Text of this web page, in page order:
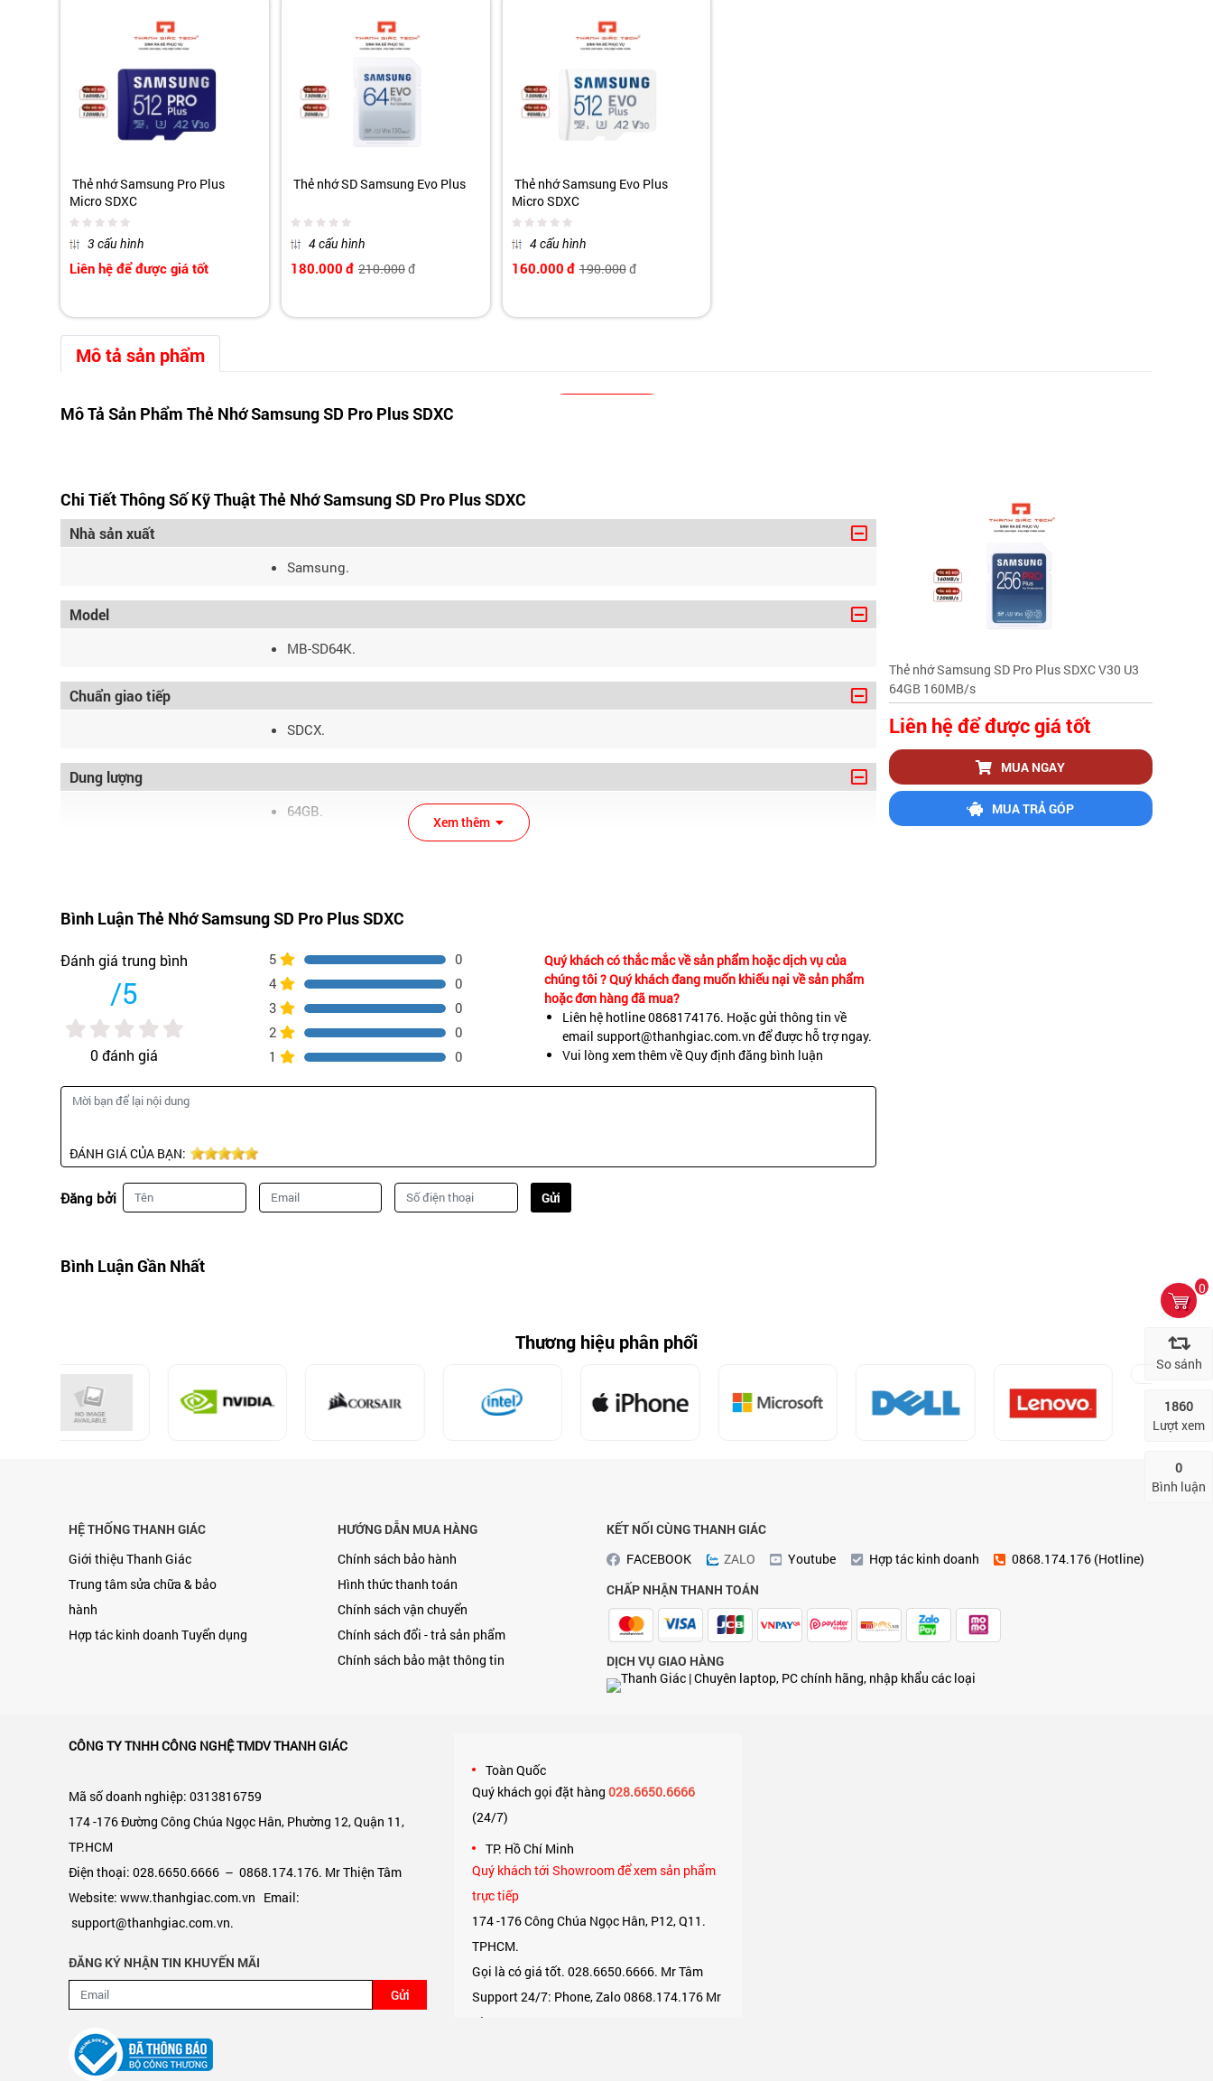
Thẻ nhớ Samsung Pro Plus
Micro SDXC
3 cấu hình
Liên hệ để được giá tốt
Thẻ nhớ SD Samsung Evo Plus
4 cấu hình
180.000 đ 210.000đ
Thẻ nhớ Samsung Evo Plus
Micro SDXC
4 cấu hình
160.000 đ 190.000đ
Mô tả sản phẩm
Mô Tả Sản Phẩm Thẻ Nhớ Samsung SD Pro Plus SDXC
Chi Tiết Thông Số Kỹ Thuật Thẻ Nhớ Samsung SD Pro Plus SDXC
Nhà sản xuất
Samsung.
Model
MB-SD64K.
Chuẩn giao tiếp
SDCX.
Dung lượng
64GB.
120 MB/s.
Xuất xứ
Chính hãng, Mới 100%, Full Box.
Tương thích với
Bảo hành
Bảo hành 1 đổi 1 trong vòng 5 năm.
Xem thêm
Bình Luận Thẻ Nhớ Samsung SD Pro Plus SDXC
Đánh giá trung bình
/5
0 đánh giá
5
0
4
0
3
0
2
0
1
0
Quý khách có thắc mắc về sản phẩm hoặc dịch vụ của
chúng tôi ? Quý khách đang muốn khiếu nại về sản phẩm
hoặc đơn hàng đã mua?
Liên hệ hotline 0868174176. Hoặc gửi thông tin về
email support@thanhgiac.com.vn để được hỗ trợ ngay.
Vui lòng xem thêm về Quy định đăng bình luận
ĐÁNH GIÁ CỦA BẠN:
Đăng bởi Gửi
Bình Luận Gần Nhất
Thẻ nhớ Samsung SD Pro Plus SDXC V30 U3
64GB 160MB/s
Liên hệ để được giá tốt
MUA NGAY
MUA TRẢ GÓP
0
So sánh
1860
Lượt xem
0
Bình luận
Thương hiệu phân phối
HỆ THỐNG THANH GIÁC
Giới thiệu Thanh Giác
Trung tâm sửa chữa & bảo
hành
Hợp tác kinh doanh Tuyển dụng
HƯỚNG DẪN MUA HÀNG
Chính sách bảo hành
Hình thức thanh toán
Chính sách vận chuyển
Chính sách đổi - trả sản phẩm
Chính sách bảo mật thông tin
KẾT NỐI CÙNG THANH GIÁC
FACEBOOK
ZALO Youtube Hợp tác kinh doanh
0868.174.176 (Hotline)
CHẤP NHẬN THANH TOÁN
DỊCH VỤ GIAO HÀNG
CÔNG TY TNHH CÔNG NGHỆ TMDV THANH GIÁC
Mã số doanh nghiệp: 0313816759
174 -176 Đường Công Chúa Ngọc Hân, Phường 12, Quận 11,
TP.HCM
Điện thoại: 028.6650.6666 – 0868.174.176. Mr Thiện Tâm
Website: www.thanhgiac.com.vn Email:
support@thanhgiac.com.vn.
ĐĂNG KÝ NHẬN TIN KHUYẾN MÃI
Gửi
Toàn Quốc
Quý khách gọi đặt hàng028.6650.6666
(24/7)
TP. Hồ Chí Minh
Quý khách tới Showroom để xem sản phẩm
trực tiếp
174 -176 Công Chúa Ngọc Hân, P12, Q11.
TPHCM.
Gọi là có giá tốt. 028.6650.6666. Mr Tâm
Support 24/7: Phone, Zalo 0868.174.176 Mr
Tâm.